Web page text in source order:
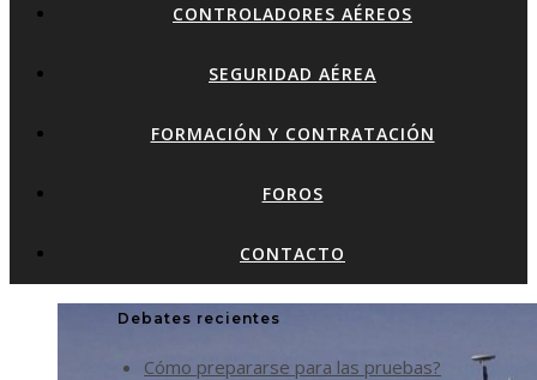
CONTROLADORES AÉREOS
SEGURIDAD AÉREA
FORMACIÓN Y CONTRATACIÓN
FOROS
CONTACTO
Debates recientes
Cómo prepararse para las pruebas?